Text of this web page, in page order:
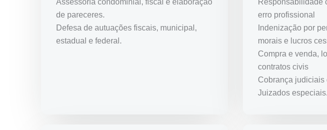
Assessoria condominial, fiscal e elaboração
de pareceres.
Defesa de autuações fiscais, municipal,
estadual e federal.
Responsabilidade
erro profissional
Indenização por
morais e lucros
Compra e venda,
contratos civis
Cobrança judiciais
Juizados especiais.